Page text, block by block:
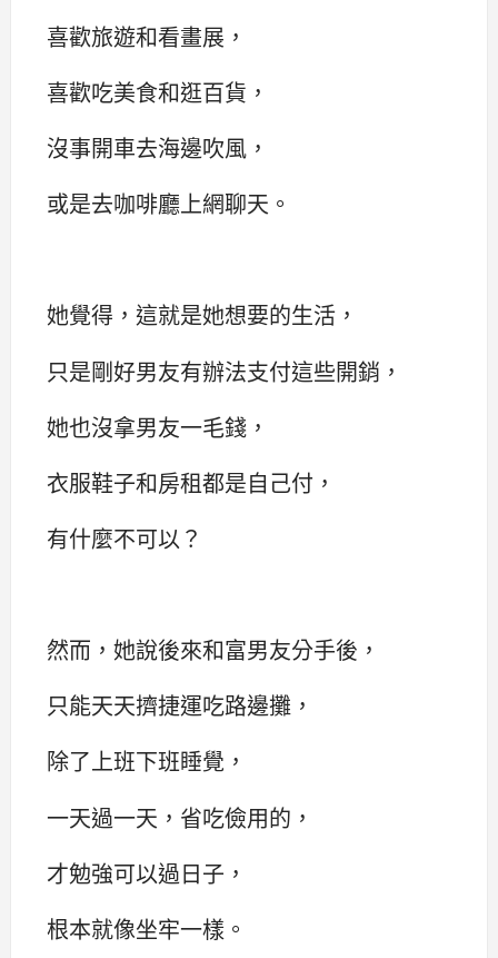
喜歡旅遊和看畫展，
喜歡吃美食和逛百貨，
沒事開車去海邊吹風，
或是去咖啡廳上網聊天。
她覺得，這就是她想要的生活，
只是剛好男友有辦法支付這些開銷，
她也沒拿男友一毛錢，
衣服鞋子和房租都是自己付，
有什麼不可以？
然而，她說後來和富男友分手後，
只能天天擠捷運吃路邊攤，
除了上班下班睡覺，
一天過一天，省吃儉用的，
才勉強可以過日子，
根本就像坐牢一樣。